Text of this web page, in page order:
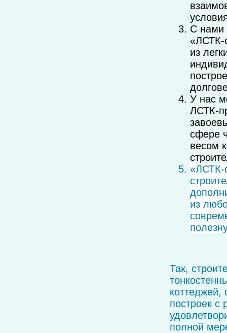
С нами
«ЛСТК-
из
У нас
ЛСТК-
сфере
весом
«ЛСТК-
из
Так,
коттеджей,
построек с
полной